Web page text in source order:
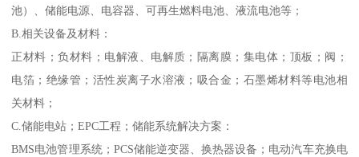
池）、储能电源、电容器、可再生燃料电池、液流电池等；
B.相关设备及材料：
正材料；负材料；电解液、电解质；隔离膜；集电体；顶板；阀；
电箔；绝缘管；活性炭离子水溶液；吸合金；石墨烯材料等电池相
关材料；
C.储能电站；EPC工程；储能系统解决方案：
BMS电池管理系统；PCS储能逆变器、换热器设备；电动汽车充换电